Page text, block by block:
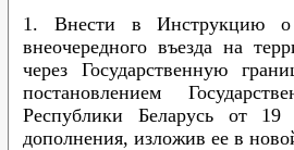
1. Внести в Инструкцию о
внеочередного въезда на
через Государственную
постановлением
Республики Беларусь от
дополнения, изложив ее в